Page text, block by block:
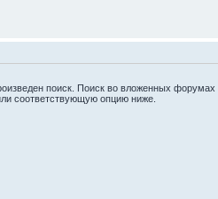
поиск. Поиск во вложенных форумах
соответствующую опцию ниже.